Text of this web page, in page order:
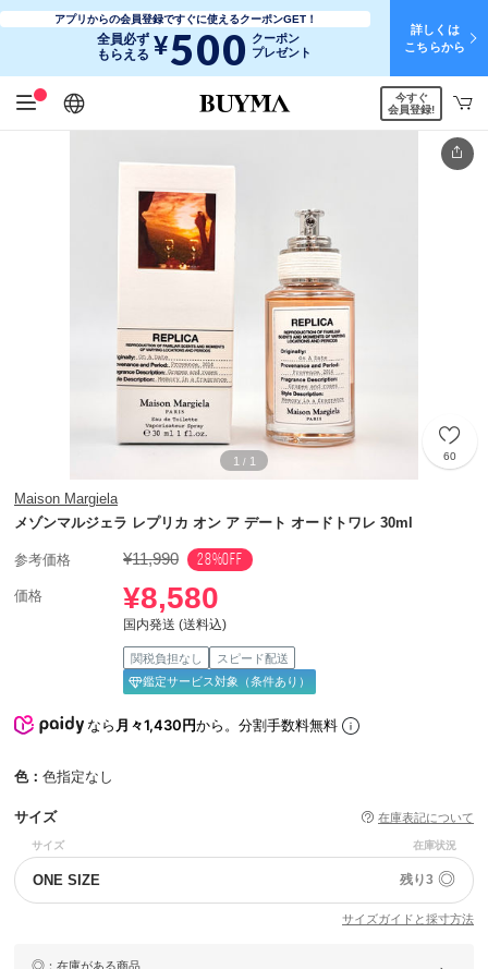
アプリからの会員登録ですぐに使えるクーポンGET！
全員必ず
もらえる ¥500 クーポン
プレゼント
詳しくは
こちらから
日本語
English
简体中文
繁體中文
今すぐ
会員登録!
1 / 1 60
Maison Margiela
メゾンマルジェラ レプリカ オン ア デート オードトワレ 30ml
参考価格 ¥11,990 28%OFF
価格 ¥8,580
国内発送 (送料込)
関税負担なし
スピード配送
鑑定サービス対象（条件あり）
なら月々1,430円から。分割手数料無料
色： 色指定なし
サイズ 在庫表記について
サイズ 在庫状況
ONE SIZE 残り3 ◎
サイズガイドと採寸方法
：在庫がある商品